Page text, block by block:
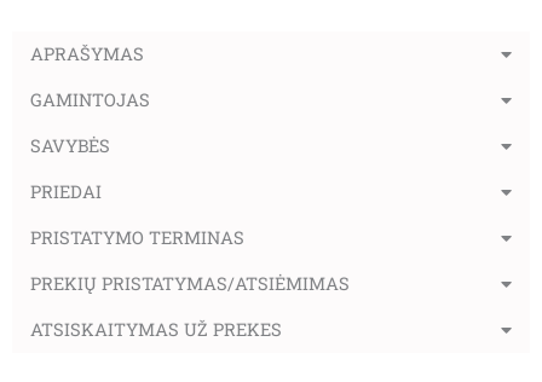
APRAŠYMAS
GAMINTOJAS
SAVYBĖS
PRIEDAI
PRISTATYMO TERMINAS
PREKIŲ PRISTATYMAS/ATSIĖMIMAS
ATSISKAITYMAS UŽ PREKES